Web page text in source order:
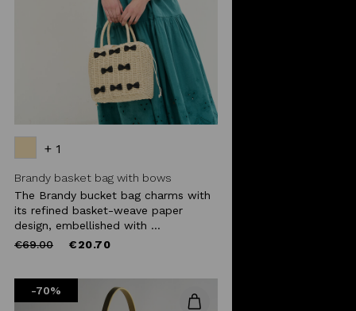
+ 1
Brandy basket bag with bows
The Brandy bucket bag charms with
its refined basket-weave paper
design, embellished with ...
Price
€69.00to €20.70
-70%